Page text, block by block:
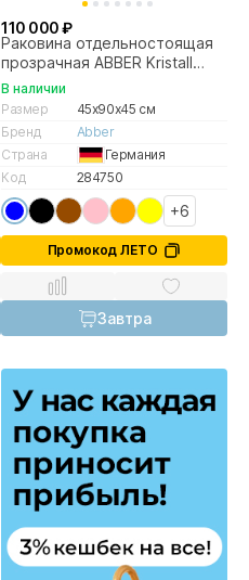
110 000 ₽
Раковина отдельностоящая
прозрачная ABBER Kristall
AT2702Saphir-H синяя
В наличии
Размер
45x90x45 см
Бренд
Abber
Страна
Германия
Код
284750
+6
Промокод ЛЕТО
Завтра